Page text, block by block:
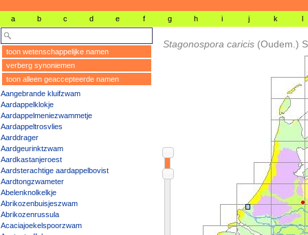
a b c d e f g h i j k l
toon wetenschappelijke namen
verberg synoniemen
toon alleen geaccepteerde namen
Aangebrande kluifzwam
Aardappelklokje
Aardappelmeniezwammetje
Aardappeltrosvlies
Aarddrager
Aardgeurinktzwam
Aardkastanjeroest
Aardsterachtige aardappelbovist
Aardtongzwameter
Abelenknolkelkje
Abrikozenbuisjeszwam
Abrikozenrussula
Acaciajoekelspoorzwam
Stagonospora caricis (Oudem.)